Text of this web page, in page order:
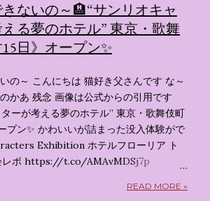
ないの～🏨“サンリオキャ
る夢のホテル” 東京・歌舞
日》オープン✨️
の～ こんにちは 猫好き父さんです な～
かあ 残念 画像は公式からの引用です
ーが考える夢のホテル” 東京・歌舞伎町
プン✨️ かわいいが詰まった没入体験がで
Exhibition ホテルフローリア ト
レポ https://t.co/AMAvMDSj7p
— オリコンニュース
ホテルフローリア トーキョー
READ MORE »